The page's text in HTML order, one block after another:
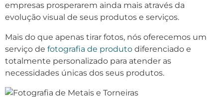
empresas prosperarem ainda mais através da
evolução visual de seus produtos e serviços.
Mais do que apenas tirar fotos, nós oferecemos um
serviço de fotografia de produto diferenciado e
totalmente personalizado para atender as
necessidades únicas dos seus produtos.